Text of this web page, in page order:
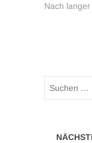
Nach